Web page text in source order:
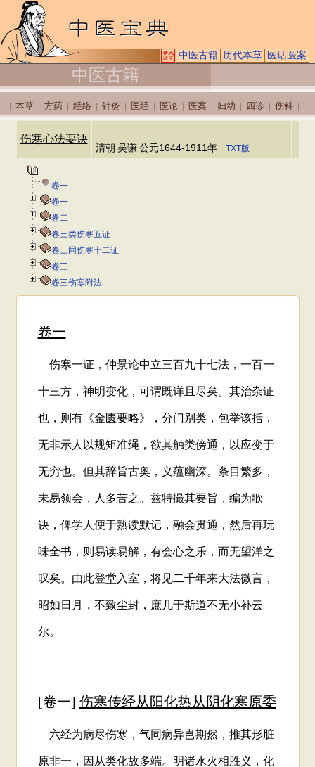
中医古籍 历代本草 医话医案
中医古籍
本草 方药 经络 针灸 医经 医论 医案 妇幼 四诊 伤科
伤寒心法要诀
清朝 吴谦 公元1644-1911年 TXT版
卷一
卷一
卷二
卷三类伤寒五证
卷三同伤寒十二证
卷三
卷三伤寒附法